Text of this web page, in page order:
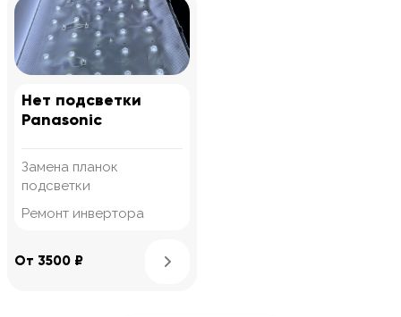
Нет подсветки
Panasonic
Замена планок
подсветки
Ремонт инвертора
От 3500 ₽